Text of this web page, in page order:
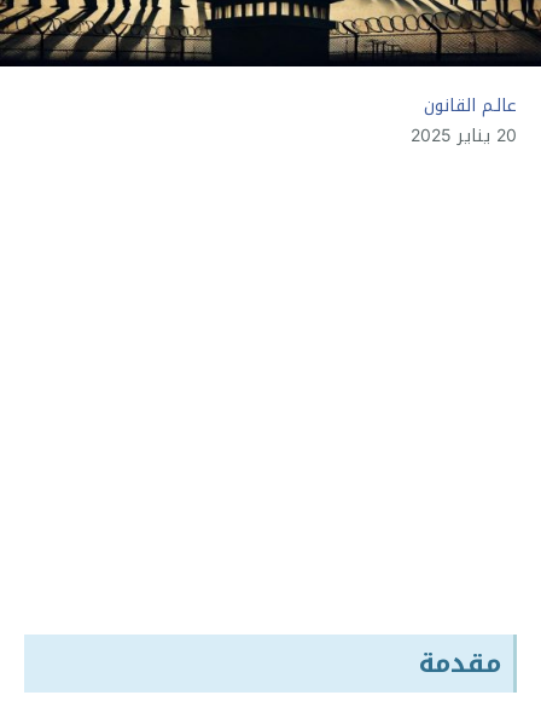
عالـم القانون
20 يناير 2025
مقدمة